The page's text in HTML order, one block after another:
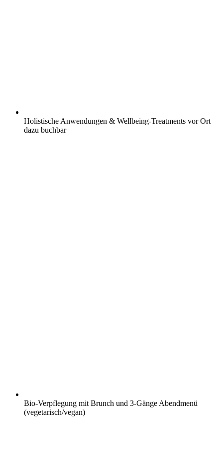
Holistische Anwendungen & Wellbeing-Treatments vor Ort
dazu buchbar
Bio-Verpflegung mit Brunch und 3-Gänge Abendmenü
(vegetarisch/vegan)